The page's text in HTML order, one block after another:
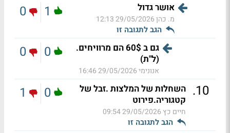
אושר גדול
מ. כהן29/05/2026 12:13
הגב לתגובה זו
1
0
גם ב 60$ הם מרוויחים.
(ל"ת)
אנונימי29/05/2026 16:46
0
0
10
. השחלות של המלצות .זבל של
קטגוריה.פירוט
חיים כץ 29/05/2026 09:54
הגב לתגובה זו
0
1